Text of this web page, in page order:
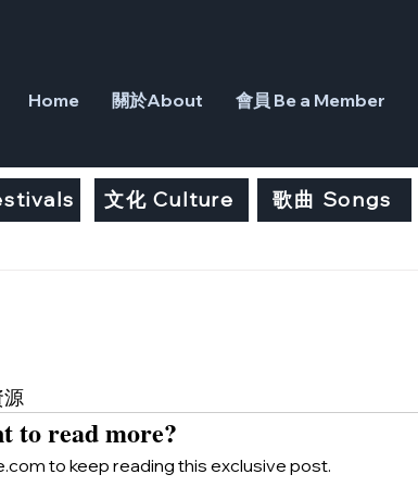
Home 關於About 會員 Be a Member
文化 Culture 歌曲 Songs
源
to read more?
to keep reading this exclusive post.